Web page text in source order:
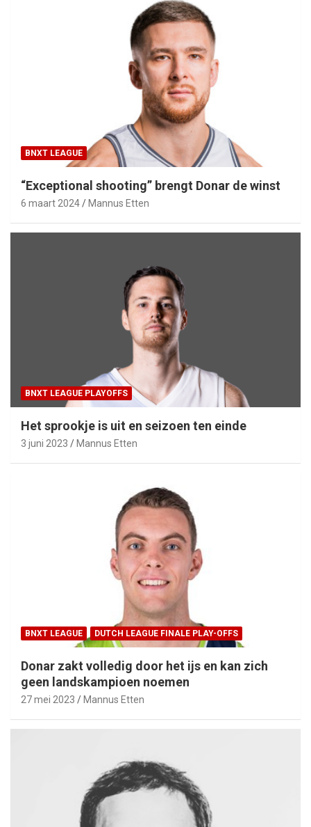
BNXT LEAGUE
“Exceptional shooting” brengt Donar de winst
6 maart 2024 Mannus Etten
BNXT LEAGUE PLAYOFFS
Het sprookje is uit en seizoen ten einde
3 juni 2023 Mannus Etten
BNXT LEAGUE DUTCH LEAGUE FINALE PLAY-OFFS
Donar zakt volledig door het ijs en kan zich
geen landskampioen noemen
27 mei 2023 Mannus Etten